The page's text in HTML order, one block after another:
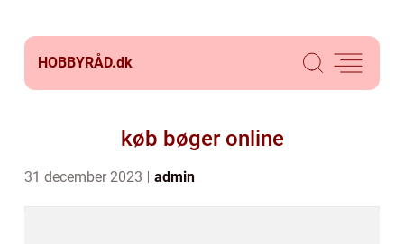
HOBBYRÅD.dk
køb bøger online
31 december 2023 admin